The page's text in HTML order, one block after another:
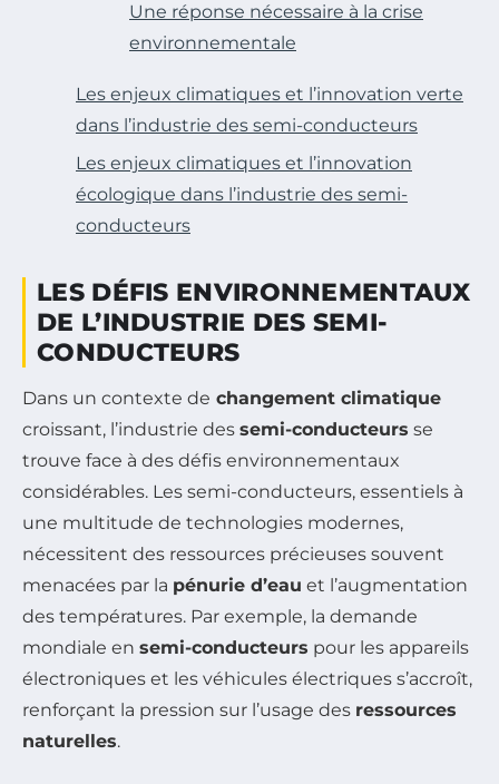
Une réponse nécessaire à la crise
environnementale
Les enjeux climatiques et l’innovation verte
dans l’industrie des semi-conducteurs
Les enjeux climatiques et l’innovation
écologique dans l’industrie des semi-
conducteurs
LES DÉFIS ENVIRONNEMENTAUX
DE L’INDUSTRIE DES SEMI-
CONDUCTEURS
Dans un contexte de changement climatique
croissant, l’industrie des semi-conducteurs se
trouve face à des défis environnementaux
considérables. Les semi-conducteurs, essentiels à
une multitude de technologies modernes,
nécessitent des ressources précieuses souvent
menacées par la pénurie d’eau et l’augmentation
des températures. Par exemple, la demande
mondiale en semi-conducteurs pour les appareils
électroniques et les véhicules électriques s’accroît,
renforçant la pression sur l’usage des ressources
naturelles.